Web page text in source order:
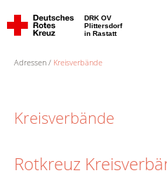
DRK OV
Plittersdorf
in Rastatt
Adressen Kreisverbände
Kreisverbände
Rotkreuz